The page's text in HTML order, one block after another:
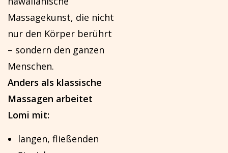
Massagekunst, die nicht
nur den Körper berührt
– sondern den ganzen
Menschen.
Anders als klassische
Massagen arbeitet
Lomi mit:
langen, fließenden